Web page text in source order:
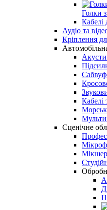
Голки
Кабелі
Аудіо та
Кріплення
Кабелі
Сценічне